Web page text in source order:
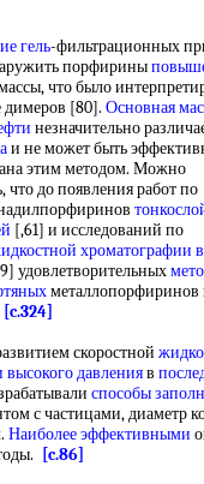
гель-фильтрационных
порфирины
что было
димеров [80]. Основная
незначительно
и не может быть
этим методом. Можно
что до появления работ по
[,61] и исследований по
хроматографии
удовлетворительных
металлопорфиринов
[c.324]
скоростной
давленияв
способы
с частицами, диаметр
Наиболее эффективными
[c.86]